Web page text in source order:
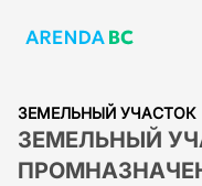
ЗЕМЕЛЬНЫЙ УЧАСТОК
ЗЕМЕЛЬНЫЙ